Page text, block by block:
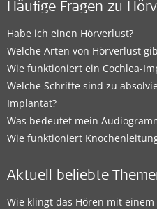
Häufige Fragen zu
Habe ich einen Hörverlust?
Welche Arten von Hörverlust
Wie funktioniert ein Cochlea-
Welche Schritte sind zu
Implantat?
Was bedeutet mein
Wie funktioniert
Aktuell beliebte
Wie klingt das Hören mit